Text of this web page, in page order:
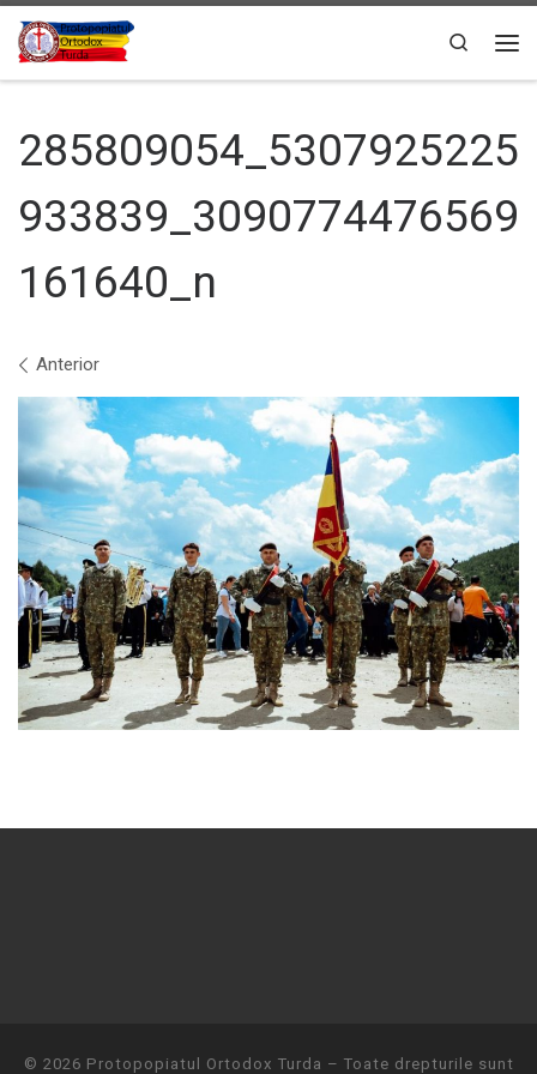
Sari la conținut
Search
285809054_5307925225
933839_3090774476569
161640_n
Navigare în imagini
Anterior
© 2026 Protopopiatul Ortodox Turda – Toate drepturile sunt